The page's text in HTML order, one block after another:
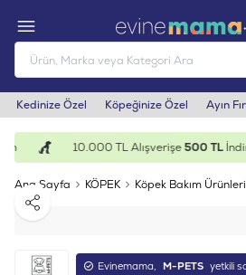
Kedinize Özel Köpeğinize Özel Ayın
10.000 TL Alışverişe500 TL
Ana Sayfa KÖPEK Köpek Bakım Ürünleri
Paylaş
Evinemama, M-PETS yetkili